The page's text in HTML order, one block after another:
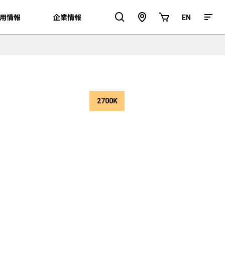
情報
情報 企業情報
企業情報 ア
セ
オ
ラ
EN
EN
2700K